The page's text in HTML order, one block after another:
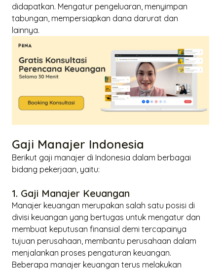
didapatkan. Mengatur pengeluaran, menyimpan
tabungan, mempersiapkan dana darurat dan
lainnya.
Gaji Manajer Indonesia
Berikut gaji manajer di Indonesia dalam berbagai
bidang pekerjaan, yaitu:
1. Gaji Manajer Keuangan
Manajer keuangan merupakan salah satu posisi di
divisi keuangan yang bertugas untuk mengatur dan
membuat keputusan finansial demi tercapainya
tujuan perusahaan, membantu perusahaan dalam
menjalankan proses pengaturan keuangan.
Beberapa manajer keuangan terus melakukan